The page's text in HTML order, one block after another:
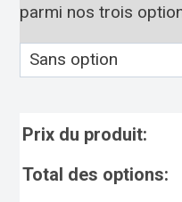
parmi nos trois
Prix du produit:
Total des options: